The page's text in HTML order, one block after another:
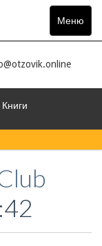
Меню
Toggle
Книги